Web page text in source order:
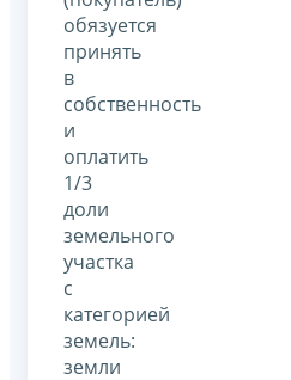
обязуется
принять
в
собственность
и
оплатить
1/3
доли
земельного
участка
с
категорией
земель:
земли